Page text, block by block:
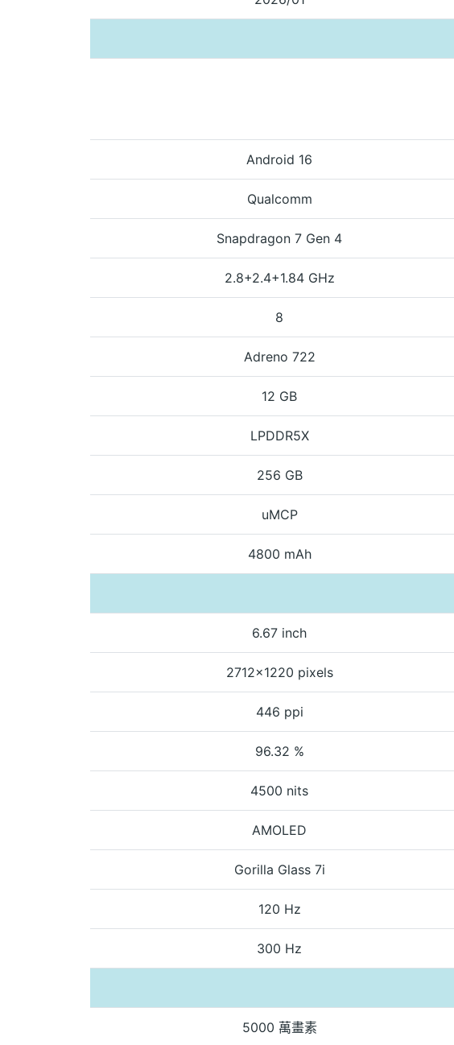
Android 16
Qualcomm
Snapdragon 7 Gen 4
2.8+2.4+1.84 GHz
8
Adreno 722
12 GB
LPDDR5X
256 GB
uMCP
4800 mAh
6.67 inch
2712x1220 pixels
446 ppi
96.32 %
4500 nits
AMOLED
Gorilla Glass 7i
120 Hz
300 Hz
5000 萬畫素